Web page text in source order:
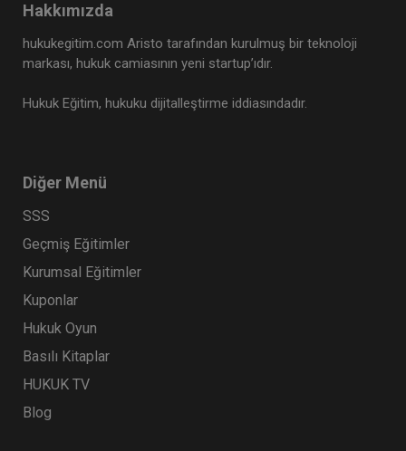
Tüketici Hukuku Enstitüsü
Tazminat Hukuku - III. Borçlar Hukuku Kongresi -
IV. Oturum Video Kaydı
360 TL
Hakkımızda
hukukegitim.com Aristo tarafından kurulmuş bir teknoloji
markası, hukuk camiasının yeni startup’ıdır.
Hukuk Eğitim, hukuku dijitalleştirme iddiasındadır.
Diğer Menü
SSS
Geçmiş Eğitimler
Kurumsal Eğitimler
Kuponlar
Hukuk Oyun
Basılı Kitaplar
HUKUK TV
Blog